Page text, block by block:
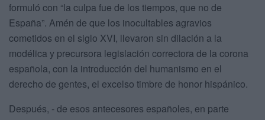
formuló con “la culpa fue de los tiempos, que no de
España”. Amén de que los inocultables agravios
cometidos en el siglo XVI, llevaron sin dilación a la
modélica y precursora legislación correctora de la corona
española, con la introducción del humanismo en el
derecho de gentes, el excelso timbre de honor hispánico.
Después, - de esos antecesores españoles, en parte